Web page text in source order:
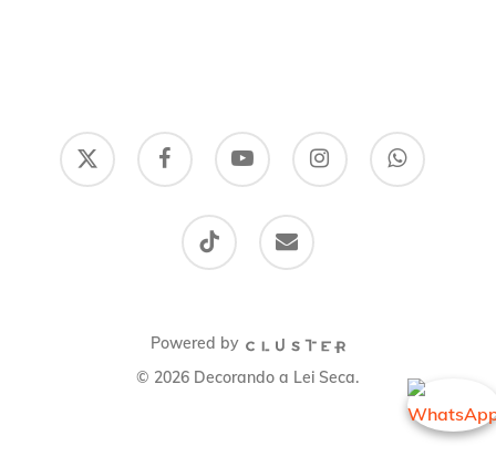
x-
twitter
facebook youtube instagram whatsapp
tiktok email
Powered by
© 2026 Decorando a Lei Seca.